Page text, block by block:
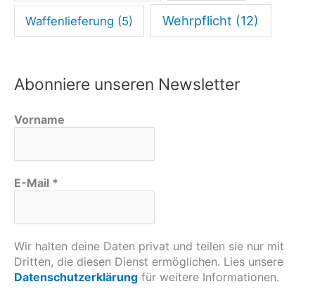
Waffenlieferung (5) Wehrpflicht (12)
Abonniere unseren Newsletter
Vorname
E-Mail *
Wir halten deine Daten privat und teilen sie nur mit
Dritten, die diesen Dienst ermöglichen. Lies unsere
Datenschutzerklärung für weitere Informationen.